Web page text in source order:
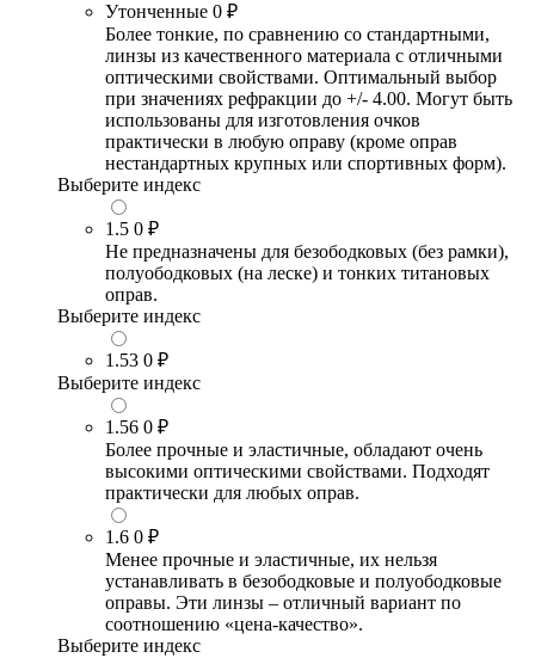
Утонченные 0 ₽
Более тонкие, по сравнению со стандартными,
линзы из качественного материала с отличными
оптическими свойствами. Оптимальный выбор
при значениях рефракции до +/- 4.00. Могут быть
использованы для изготовления очков
практически в любую оправу (кроме оправ
нестандартных крупных или спортивных форм).
Выберите индекс
1.5 0 ₽
Не предназначены для безободковых (без рамки),
полуободковых (на леске) и тонких титановых
оправ.
Выберите индекс
1.53 0 ₽
Выберите индекс
1.56 0 ₽
Более прочные и эластичные, обладают очень
высокими оптическими свойствами. Подходят
практически для любых оправ.
1.6 0 ₽
Менее прочные и эластичные, их нельзя
устанавливать в безободковые и полуободковые
оправы. Эти линзы – отличный вариант по
соотношению «цена-качество».
Выберите индекс